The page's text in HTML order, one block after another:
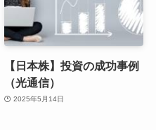
【日本株】投資の成功事例
（光通信）
2025年5月14日